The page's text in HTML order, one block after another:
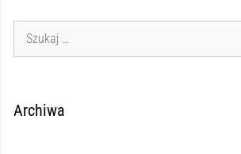
Archiwa